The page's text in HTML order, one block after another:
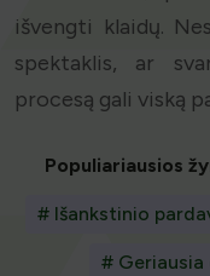
išvengti klaidų.
spektaklis, ar
procesą gali viską
Populiariausios
# Išankstinio
# Geriausia